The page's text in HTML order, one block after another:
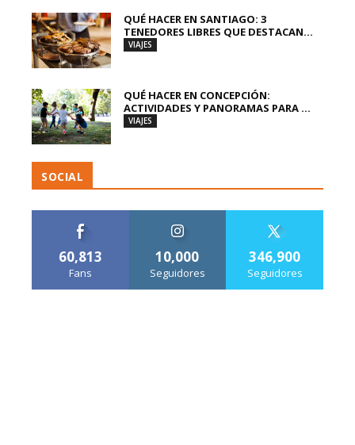
QUÉ HACER EN SANTIAGO: 3
TENEDORES LIBRES QUE DESTACAN...
VIAJES
QUÉ HACER EN CONCEPCIÓN:
ACTIVIDADES Y PANORAMAS PARA ...
VIAJES
SOCIAL
60,813
Fans
10,000
Seguidores
346,900
Seguidores